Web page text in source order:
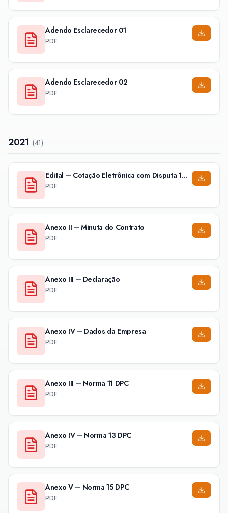
Adendo Esclarecedor 01
PDF
Adendo Esclarecedor 02
PDF
2021 (41)
Edital – Cotação Eletrônica com Disputa 130/2021
PDF
Anexo II – Minuta do Contrato
PDF
Anexo III – Declaração
PDF
Anexo IV – Dados da Empresa
PDF
Anexo III – Norma 11 DPC
PDF
Anexo IV – Norma 13 DPC
PDF
Anexo V – Norma 15 DPC
PDF